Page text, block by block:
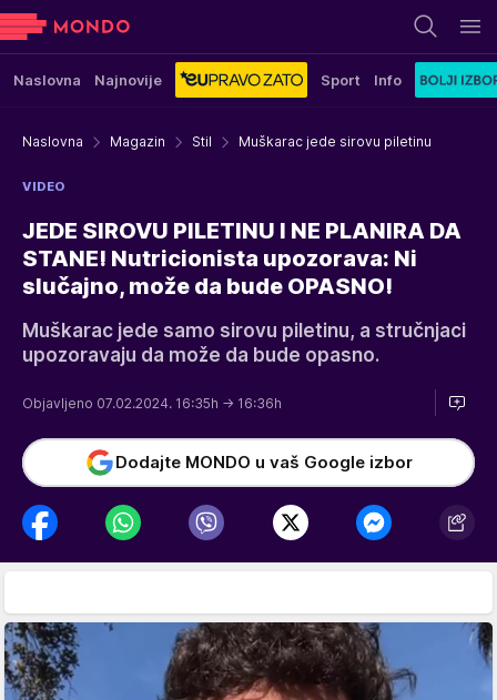
Naslovna Najnovije Sport Info
Naslovna Magazin Stil Muškarac jede sirovu piletinu
VIDEO
JEDE SIROVU PILETINU I NE PLANIRA DA
STANE! Nutricionista upozorava: Ni
slučajno, može da bude OPASNO!
Muškarac jede samo sirovu piletinu, a stručnjaci
upozoravaju da može da bude opasno.
Objavljeno 07.02.2024. 16:35h → 16:36h
Dodajte MONDO u vaš Google izbor